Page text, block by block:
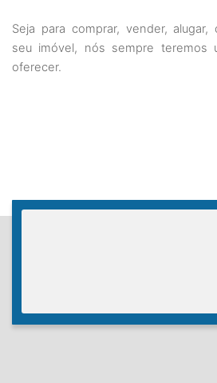
Seja para comprar, vender, alugar,
seu imóvel, nós sempre teremos
oferecer.